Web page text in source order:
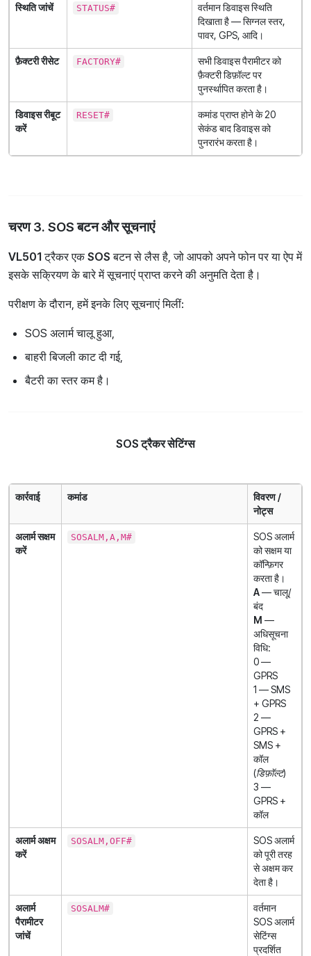
स्थिति जांचें STATUS#
वर्तमान डिवाइस स्थिति
दिखाता है — सिग्नल स्तर,
पावर, GPS, आदि।
फ़ैक्टरी रीसेट FACTORY#
सभी डिवाइस पैरामीटर को
फ़ैक्टरी डिफ़ॉल्ट पर
पुनर्स्थापित करता है।
डिवाइस रीबूट
करें
RESET#
कमांड प्राप्त होने के 20
सेकंड बाद डिवाइस को
पुनरारंभ करता है।
चरण 3. SOS बटन और सूचनाएं
VL501 ट्रैकर एकSOS बटन से लैस है, जो आपको अपने फोन पर या ऐप में
इसके सक्रियण के बारे में सूचनाएं प्राप्त करने की अनुमति देता है।
परीक्षण के दौरान, हमें इनके लिए सूचनाएं मिलीं:
SOS अलार्म चालू हुआ,
बाहरी बिजली काट दी गई,
बैटरी का स्तर कम है।
SOS ट्रैकर सेटिंग्स
कार्रवाई कमांड
विवरण /
नोट्स
अलार्म सक्षम
करें
SOSALM,A,M#
SOS अलार्म
को सक्षम या
कॉन्फ़िगर
करता है।
A— चालू/
बंद
M —
अधिसूचना
विधि:
0 —
GPRS
1 — SMS
+ GPRS
2 —
GPRS +
SMS +
कॉल
(डिफ़ॉल्ट)
3 —
GPRS +
कॉल
अलार्म अक्षम
करें
SOSALM,OFF#
SOS अलार्म
को पूरी तरह
से अक्षम कर
देता है।
अलार्म
पैरामीटर
जांचें
SOSALM#
वर्तमान
SOS अलार्म
सेटिंग्स
प्रदर्शित